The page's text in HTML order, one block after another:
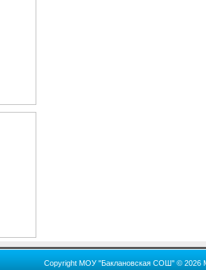
Copyright МОУ "Баклановская СОШ" © 2026